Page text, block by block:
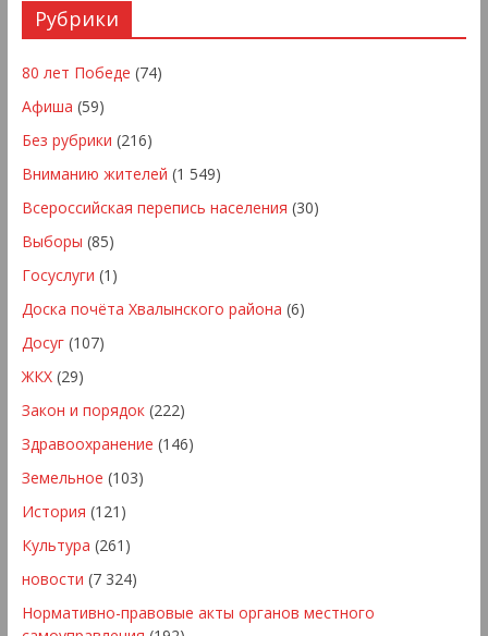
Рубрики
80 лет Победе (74)
Афиша (59)
Без рубрики (216)
Вниманию жителей (1 549)
Всероссийская перепись населения (30)
Выборы (85)
Госуслуги (1)
Доска почёта Хвалынского района (6)
Досуг(107)
ЖКХ(29)
Закон и порядок(222)
Здравоохранение (146)
Земельное (103)
История (121)
Культура (261)
новости (7 324)
Нормативно-правовые акты органов местного